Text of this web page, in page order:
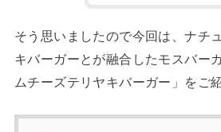
そう思いましたので今回は、ナチ
キバーガーとが融合したモスバー
ムチーズテリヤキバーガー」をご